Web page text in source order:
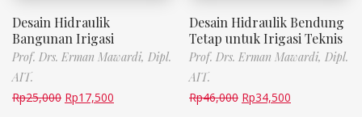
Desain Hidraulik
Bangunan Irigasi
Prof. Drs. Erman Mawardi, Dipl.
AIT.
Rp25,000 Rp17,500
Desain Hidraulik Bendung
Tetap untuk Irigasi Teknis
Prof. Drs. Erman Mawardi, Dipl.
AIT.
Rp46,000 Rp34,500